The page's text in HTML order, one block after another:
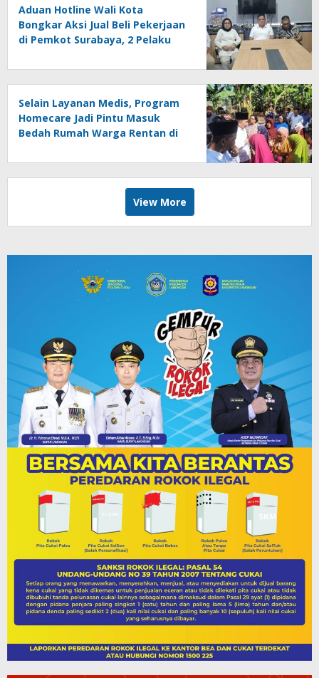
Aduan Hotline Wali Kota
Bongkar Aksi Jual Beli Pekerjaan
di Pemkot Surabaya, 2 Pelaku
Selain Layanan Medis, Program
Homecare Jadi Pintu Masuk
Bedah Rumah Warga Rentan di
View More